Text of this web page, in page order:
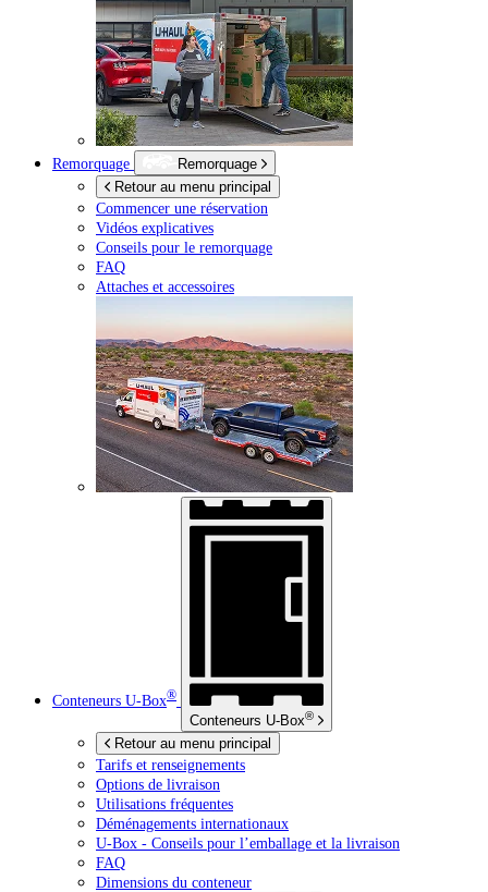
Remorquage
Remorquage
Retour au menu principal
Commencer une réservation
Vidéos explicatives
Conseils pour le remorquage
FAQ
Attaches et accessoires
Conteneurs U-Box®
Conteneurs U-Box®
Retour au menu principal
Tarifs et renseignements
Options de livraison
Utilisations fréquentes
Déménagements internationaux
U-Box - Conseils pour l’emballage et la livraison
FAQ
Dimensions du conteneur